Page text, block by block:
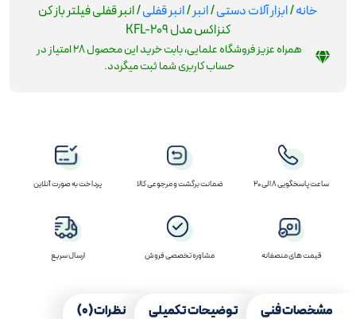
خانه/ابزار آلات دستی/انبر/انبر قفلی/ انبر قفلی فیلتر باز کن
کنزاکس مدل KFL-209
همراه عزیز فروشگاه علمایی، بابت خرید این محصول28امتیاز در
حساب کاربری شما ثبت میگردد.
ساعت پاسخگویی 8 الی 20 ضمانت برگشت و مرجوعی کالا پرداخت به صورت آنلاین
قیمت های منصفانه مشاوره تخصصی فروش ارسال سریع
مشخصات فنی توضیحات تکمیلی نظرات (0)